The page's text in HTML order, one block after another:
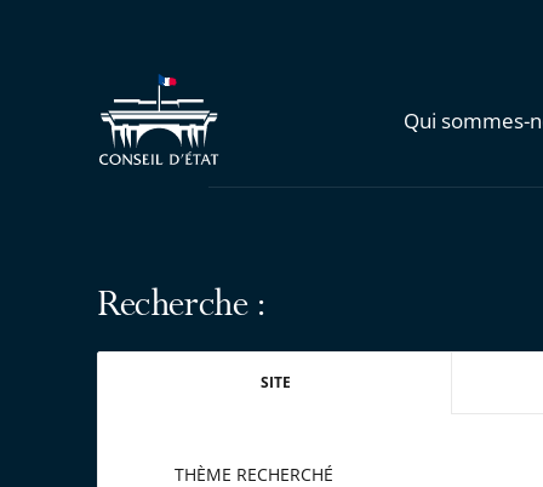
Qui sommes-
Recherche :
SITE
THÈME RECHERCHÉ